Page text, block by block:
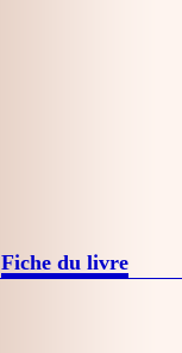
Fiche du livre